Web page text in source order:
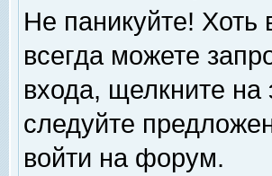
Не паникуйте!
всегда можете
входа, щелкните
следуйте
войти на форум.